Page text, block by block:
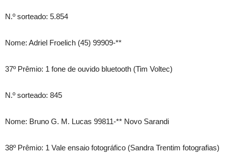
N.º sorteado: 5.854
Nome: Adriel Froelich (45) 99909-**
37º Prêmio: 1 fone de ouvido bluetooth (Tim Voltec)
N.º sorteado: 845
Nome: Bruno G. M. Lucas 99811-** Novo Sarandi
38º Prêmio: 1 Vale ensaio fotográfico (Sandra Trentim fotografias)